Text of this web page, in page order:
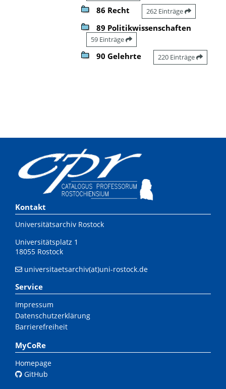
86 Recht 262 Einträge
89 Politikwissenschaften
59 Einträge
90 Gelehrte 220 Einträge
Kontakt
Universitätsarchiv Rostock
Universitätsplatz 1
18055 Rostock
universitaetsarchiv(at)uni-rostock.de
Service
Impressum
Datenschutzerklärung
Barrierefreiheit
MyCoRe
Homepage
GitHub